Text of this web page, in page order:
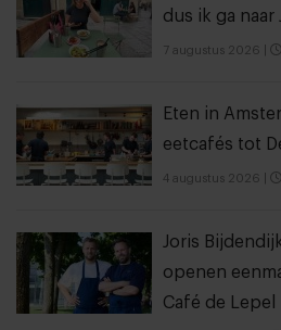
dus ik ga naar
7 augustus 2026
Eten in
eetcafés tot
4 augustus 2026
Joris
openen
Café de Lepel